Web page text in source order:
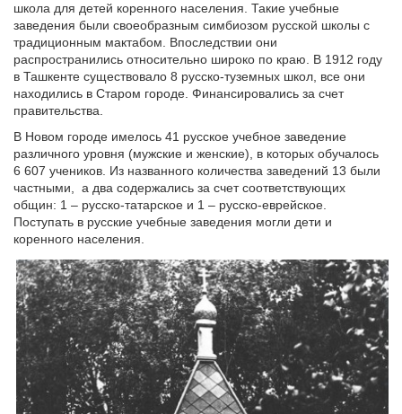
школа для детей коренного населения. Такие учебные
заведения были своеобразным симбиозом русской школы с
традиционным мактабом. Впоследствии они
распространились относительно широко по краю. В 1912 году
в Ташкенте существовало 8 русско-туземных школ, все они
находились в Старом городе. Финансировались за счет
правительства.
В Новом городе имелось 41 русское учебное заведение
различного уровня (мужские и женские), в которых обучалось
6 607 учеников. Из названного количества заведений 13 были
частными, а два содержались за счет соответствующих
общин: 1 – русско-татарское и 1 – русско-еврейское.
Поступать в русские учебные заведения могли дети и
коренного населения.